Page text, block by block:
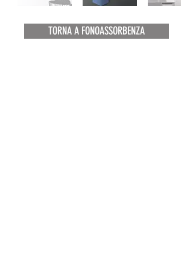
TORNA A FONOASSORBENZA